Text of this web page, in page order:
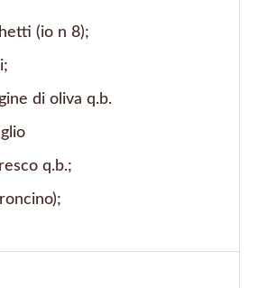
(io n 8);
di oliva q.b.
q.b.;